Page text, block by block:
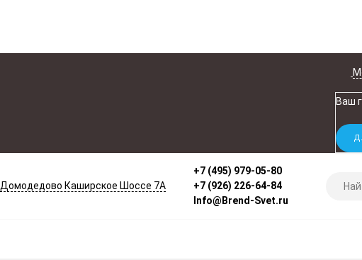
Ваш
Домодедово Каширское Шоссе 7А
+7 (495) 979-05-80
+7 (926) 226-64-84
Info@Brend-Svet.ru